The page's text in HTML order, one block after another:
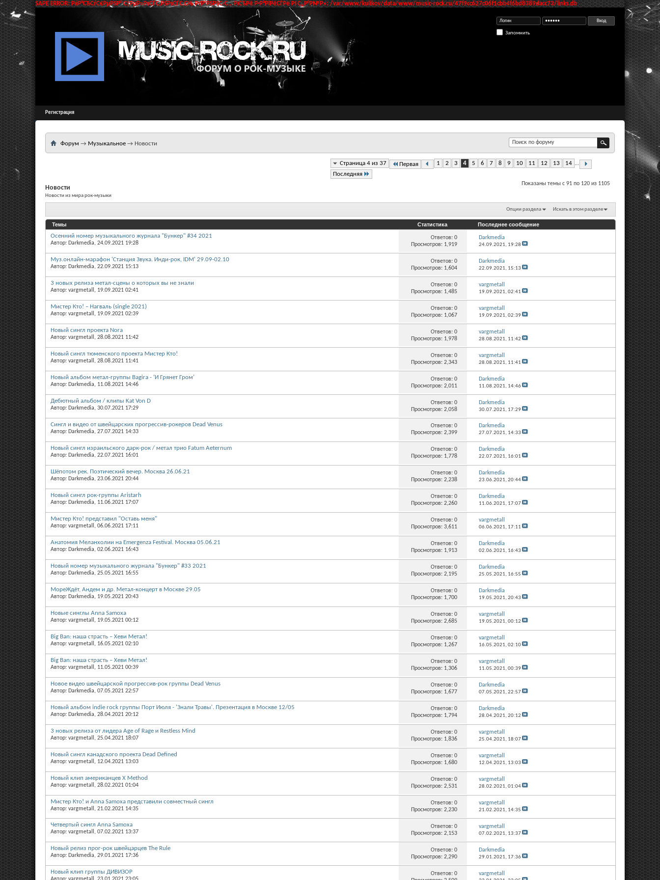
SAPE ERROR: РќР°СЂСѓС€РµРЅР° С†РµР»РѕСЃС‚РЅРѕСЃС‚СЊ РґР°РЅРЅС‹С… РїСЂРё Р·Р°РїРёСЃРё РІ С„Р°Р№Р»: /var/www/kulikov/data/www/music-rock.ru/47f9cc627c06f1cbb4f6bd8389dacc73/links.db
Запомнить
Регистрация
Форум → Музыкальное → Новости
Страница 4 из 37 Первая 1 2 3 4 5 6 7 8 9 10 11 12 13 14 ...
Последняя
Показаны темы с 91 по 120 из 1105
Новости
Новости из мира рок-музыки
Опции раздела Искать в этом разделе
Темы Статистика Последнее сообщение
Осенний номер музыкального журнала "Бункер" #34 2021
Автор: Darkmedia, 24.09.2021 19:28
Ответов:0
Просмотров: 1,919
Darkmedia
24.09.2021, 19:28
Муз.онлайн-марафон 'Станция Звука. Инди-рок, IDM' 29.09-02.10
Автор: Darkmedia, 22.09.2021 15:13
Ответов:0
Просмотров: 1,604
Darkmedia
22.09.2021, 15:13
3 новых релиза метал-сцены о которых вы не знали
Автор: vargmetall, 19.09.2021 02:41
Ответов:0
Просмотров: 1,485
vargmetall
19.09.2021, 02:41
Мистер Кто! – Нагваль (single 2021)
Автор: vargmetall, 19.09.2021 02:39
Ответов:0
Просмотров: 1,067
vargmetall
19.09.2021, 02:39
Новый сингл проекта Nora
Автор: vargmetall, 28.08.2021 11:42
Ответов:0
Просмотров: 1,978
vargmetall
28.08.2021, 11:42
Новый сингл тюменского проекта Мистер Кто!
Автор: vargmetall, 28.08.2021 11:41
Ответов:0
Просмотров: 2,343
vargmetall
28.08.2021, 11:41
Новый альбом метал-группы Bagira - ‘И Грянет Гром’
Автор: Darkmedia, 11.08.2021 14:46
Ответов:0
Просмотров: 2,011
Darkmedia
11.08.2021, 14:46
Дебютный альбом / клипы Kat Von D
Автор: Darkmedia, 30.07.2021 17:29
Ответов:0
Просмотров: 2,058
Darkmedia
30.07.2021, 17:29
Сингл и видео от швейцарских прогрессив-рокеров Dead Venus
Автор: Darkmedia, 27.07.2021 14:33
Ответов:0
Просмотров: 2,399
Darkmedia
27.07.2021, 14:33
Новый сингл израильского дарк-рок / метал трио Fatum Aeternum
Автор: Darkmedia, 22.07.2021 16:01
Ответов:0
Просмотров: 1,778
Darkmedia
22.07.2021, 16:01
Шёпотом рек. Поэтический вечер. Москва 26.06.21
Автор: Darkmedia, 23.06.2021 20:44
Ответов:0
Просмотров: 2,238
Darkmedia
23.06.2021, 20:44
Новый сингл рок-группы Aristarh
Автор: Darkmedia, 11.06.2021 17:07
Ответов:0
Просмотров: 2,260
Darkmedia
11.06.2021, 17:07
Мистер Кто! представил "Оставь меня"
Автор: vargmetall, 06.06.2021 17:11
Ответов:0
Просмотров: 3,611
vargmetall
06.06.2021, 17:11
Анатомия Меланхолии на Еmergenza Festival. Москва 05.06.21
Автор: Darkmedia, 02.06.2021 16:43
Ответов:0
Просмотров: 1,913
Darkmedia
02.06.2021, 16:43
Новый номер музыкального журнала "Бункер" #33 2021
Автор: Darkmedia, 25.05.2021 16:55
Ответов:0
Просмотров: 2,195
Darkmedia
25.05.2021, 16:55
МореЖдёт, Андем и др. Метал-концерт в Москве 29.05
Автор: Darkmedia, 19.05.2021 20:43
Ответов:0
Просмотров: 1,700
Darkmedia
19.05.2021, 20:43
Новые синглы Anna Samoxa
Автор: vargmetall, 19.05.2021 00:12
Ответов:0
Просмотров: 2,685
vargmetall
19.05.2021, 00:12
Big Ban: наша страсть – Хеви Метал!
Автор: vargmetall, 16.05.2021 02:10
Ответов:0
Просмотров: 1,267
vargmetall
16.05.2021, 02:10
Big Ban: наша страсть – Хеви Метал!
Автор: vargmetall, 11.05.2021 00:39
Ответов:0
Просмотров: 1,306
vargmetall
11.05.2021, 00:39
Новое видео швейцарской прогрессив-рок группы Dead Venus
Автор: Darkmedia, 07.05.2021 22:57
Ответов:0
Просмотров: 1,677
Darkmedia
07.05.2021, 22:57
Новый альбом indie rock группы Порт Июля - 'Знали Травы'. Презентация в Москве 12/05
Автор: Darkmedia, 28.04.2021 20:12
Ответов:0
Просмотров: 1,794
Darkmedia
28.04.2021, 20:12
3 новых релиза от лидера Age of Rage и Restless Mind
Автор: vargmetall, 25.04.2021 18:07
Ответов:0
Просмотров: 1,836
vargmetall
25.04.2021, 18:07
Новый сингл канадского проекта Dead Defined
Автор: vargmetall, 12.04.2021 13:03
Ответов:0
Просмотров: 1,680
vargmetall
12.04.2021, 13:03
Новый клип американцев X Method
Автор: vargmetall, 28.02.2021 01:04
Ответов:0
Просмотров: 2,531
vargmetall
28.02.2021, 01:04
Мистер Кто! и Anna Samoxa представили совместный сингл
Автор: vargmetall, 21.02.2021 14:35
Ответов:0
Просмотров: 2,230
vargmetall
21.02.2021, 14:35
Четвертый сингл Anna Samoxa
Автор: vargmetall, 07.02.2021 13:37
Ответов:0
Просмотров: 2,153
vargmetall
07.02.2021, 13:37
Новый релиз прог-рок швейцарцев The Rule
Автор: Darkmedia, 29.01.2021 17:36
Ответов:0
Просмотров: 2,290
Darkmedia
29.01.2021, 17:36
Новый клип группы ДИВИЗОР Ответов:0
vargmetall